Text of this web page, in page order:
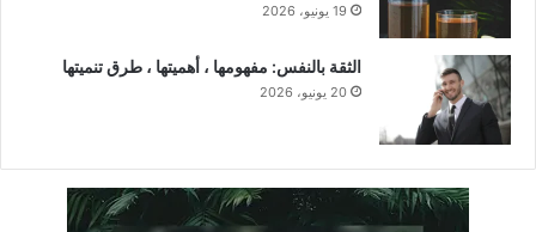
19 يونيو، 2026
الثقة بالنفس: مفهومها ، أهميتها ، طرق تنميتها
20 يونيو، 2026